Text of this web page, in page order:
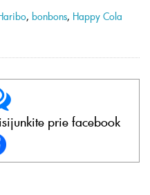
, bonbons, Happy Cola
prie facebook